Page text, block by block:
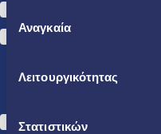
συγκατάθεσης
Αναγκαία
Λειτουργικότητας
Στατιστικών
Νέος Πελάτης
Συναινώ στην